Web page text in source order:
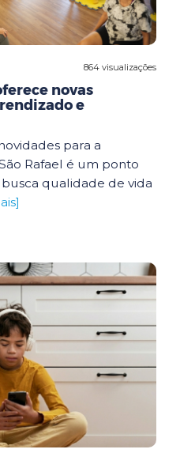
864 visualizações
novas
e
para a
Rafael é um ponto
qualidade de vida